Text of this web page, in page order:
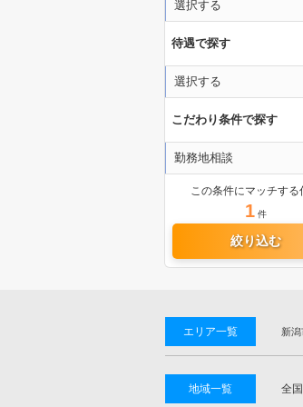
選択する
待遇で探す
選択する
こだわり条件で探す
勤務地相談
この条件にマッチする
1 件
絞り込む
エリア一覧 新潟
地域一覧 全国